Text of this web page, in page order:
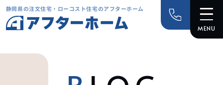
静岡県の注文住宅・ローコスト住宅のアフターホーム